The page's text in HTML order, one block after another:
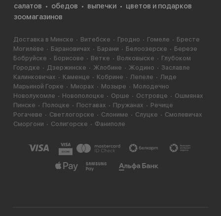
салатов
обедов выпечки
цветов и подарков
зоомагазинов
Доставка в Минске Витебске Гродно Гомеле
Бресте
Могилёве
Барановичах Барани Белоозерске
Березе
Бобруйске
Борисове Ветке Волковыске
Глубоком
Городке
Дзержинске Жлобине Жодино
Заславле
Калинковичах
Каменце Кобрине Лепеле
Лиде
Марьиной Горке
Миорах Мозыре
Молодечно
Новолукомле
Новополоцке Орше Островце
Ошмянах
Пинске
Полоцке Поставах Пружанах
Речице
Рогачеве
Светлогорске Слониме Слуцке
Смолевичах
Сморгони
Солигорске Фаниполе